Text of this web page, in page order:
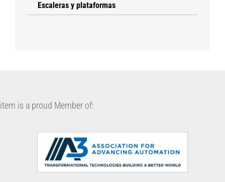
Escaleras y plataformas
item is a proud Member of: